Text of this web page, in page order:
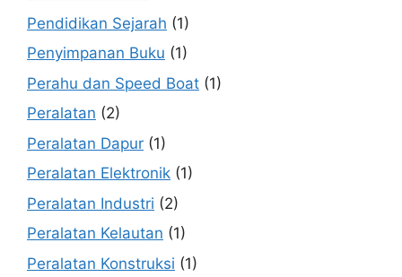
Pendidikan Sejarah (1)
Penyimpanan Buku (1)
Perahu dan Speed Boat (1)
Peralatan (2)
Peralatan Dapur (1)
Peralatan Elektronik (1)
Peralatan Industri (2)
Peralatan Kelautan (1)
Peralatan Konstruksi (1)